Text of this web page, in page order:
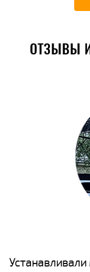
ОТЗЫВЫ